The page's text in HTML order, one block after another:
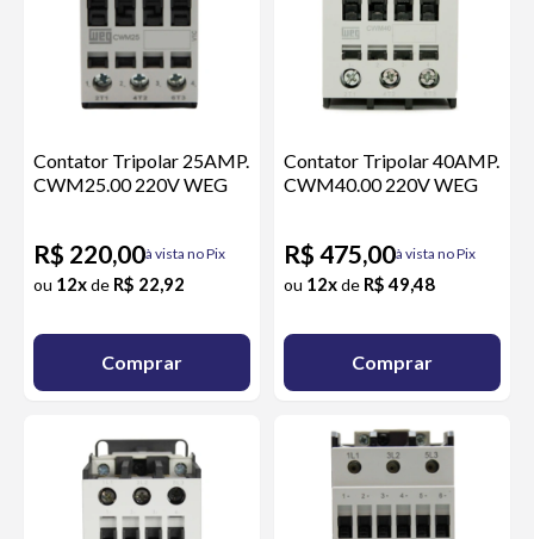
Contator Tripolar 25AMP.
CWM25.00 220V WEG
R$ 220,00à vista no Pix
ou 12xde R$ 22,92
Comprar
Contator Tripolar 40AMP.
CWM40.00 220V WEG
R$ 475,00à vista no Pix
ou 12xde R$ 49,48
Comprar